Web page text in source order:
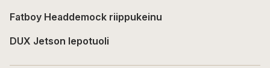
Fatboy Headdemock riippukeinu
DUX Jetson lepotuoli